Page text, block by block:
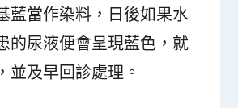
藍當作染料，日後如果水
的尿液便會呈現藍色，就
並及早回診處理。